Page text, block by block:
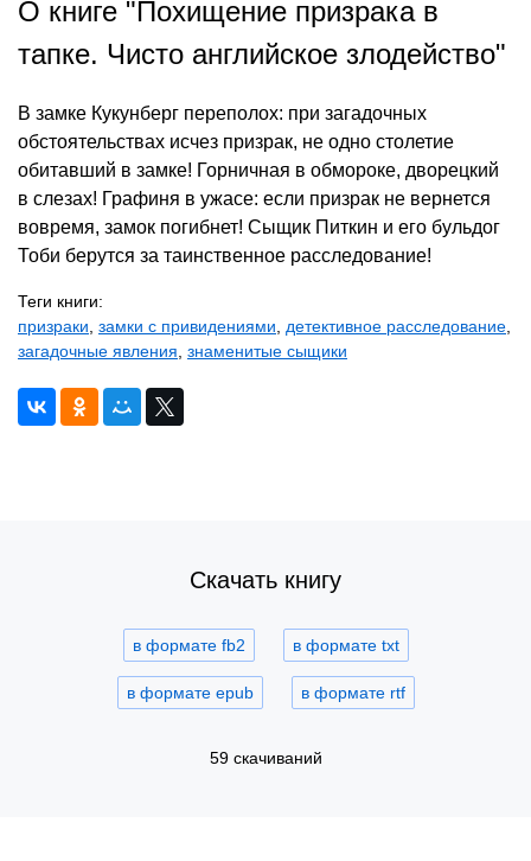
О книге "Похищение призрака в
тапке. Чисто английское злодейство"
В замке Кукунберг переполох: при загадочных
обстоятельствах исчез призрак, не одно столетие
обитавший в замке! Горничная в обмороке, дворецкий
в слезах! Графиня в ужасе: если призрак не вернется
вовремя, замок погибнет! Сыщик Питкин и его бульдог
Тоби берутся за таинственное расследование!
Теги книги:
призраки, замки с привидениями, детективное расследование,
загадочные явления, знаменитые сыщики
Скачать книгу
в формате fb2 в формате txt
в формате epub в формате rtf
59 скачиваний